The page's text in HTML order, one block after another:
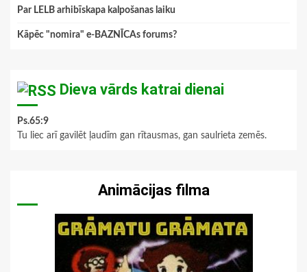
Par LELB arhibīskapa kalpošanas laiku
Kāpēc "nomira" e-BAZNĪCAs forums?
Dieva vārds katrai dienai
Ps.65:9
Tu liec arī gavilēt ļaudīm gan rītausmas, gan saulrieta zemēs.
Animācijas filma